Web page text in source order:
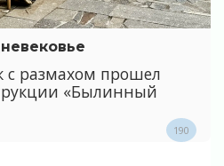
с размахом прошел
«Былинный
190